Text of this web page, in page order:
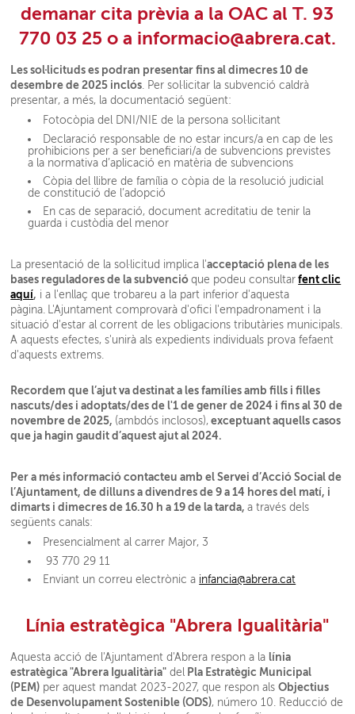
demanar cita prèvia a la OAC al T. 93
770 03 25 o a informacio@abrera.cat.
Les sol·licituds es podran presentar fins al dimecres 10 de
desembre de 2025 inclós . Per sol·licitar la subvenció caldrà
presentar, a més, la documentació següent:
Fotocòpia del DNI/NIE de la persona sol·licitant
Declaració responsable de no estar incurs/a en cap de les
prohibicions per a ser beneficiari/a de subvencions previstes
a la normativa d’aplicació en matèria de subvencions
Còpia del llibre de família o còpia de la resolució judicial
de constitució de l’adopció
En cas de separació, document acreditatiu de tenir la
guarda i custòdia del menor
La presentació de la sol·licitud implica l'acceptació plena de les
bases reguladores de la subvencióque podeu consultar fent clic
aquí, i a l'enllaç que trobareu a la part inferior d'aquesta
pàgina.
L'Ajuntament comprovarà d'ofici l'empadronament i la
situació d'estar al corrent de les obligacions tributàries municipals.
A aquests efectes, s'unirà als expedients individuals prova fefaent
d'aquests extrems.
Recordem que l’ajut va destinat a les famílies amb fills i filles
nascuts/des i adoptats/des de l'1 de gener de 2024 i fins al 30 de
novembre de 2025, (ambdós inclosos), exceptuant aquells casos
que ja hagin gaudit d’aquest ajut al 2024.
Per a més informació contacteu amb el Servei d’Acció Social de
l’Ajuntament, de dilluns a divendres de 9 a 14 hores del matí, i
dimarts i dimecres de 16.30 h a 19 de la tarda,a través dels
següents canals:
Presencialment al carrer Major, 3
93 770 29 11
Enviant un correu electrònic a infancia@abrera.cat
Línia estratègica "Abrera Igualitària"
Aquesta acció de l'Ajuntament d'Abrera respon a la línia
estratègica "Abrera Igualitària" del
Pla Estratègic Municipal
(PEM) per aquest mandat 2023-2027, que respon alsObjectius
de Desenvolupament Sostenible (ODS), número 10. Reducció de